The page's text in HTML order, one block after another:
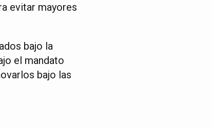
evitar mayores
bajo la
el mandato
bajo las